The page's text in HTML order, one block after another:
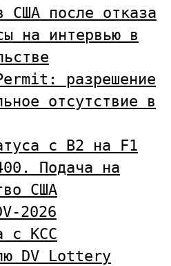
США после отказа
на интервью в
разрешение
отсутствие в
с В2 на F1
Подача на
США
2026
с KCC
DV Lottery